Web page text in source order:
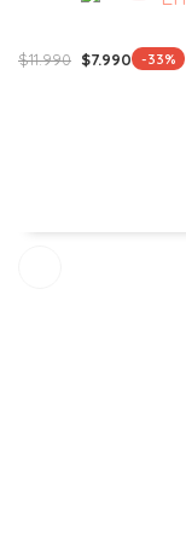
$11.990 El
$7.990El
precio
-33%